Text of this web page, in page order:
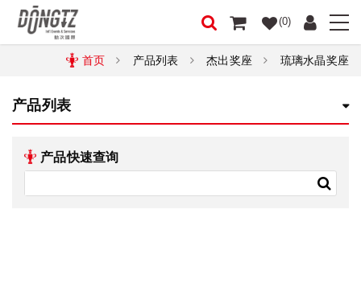
(0)
首页 产品列表 杰出奖座 琉璃水晶奖座
产品列表
产品快速查询